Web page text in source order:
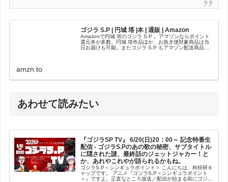
ゴジラ S.P | 円城 塔 |本 | 通販 | Amazon
Amazonで円城 塔のゴジラ S.P 。アマゾンならポイント
還元本が多数。円城 塔作品ほか、お急ぎ便対象商品は当
日お届けも可能。またゴジラ S.P もアマゾン配送商品な
amzn.to
あわせて読みたい
『ゴジラSP TV』 6/20(日)20：00～ 記念特番生
配信 - ゴジラS.Pのあの歌の秘密、サブタイトル
に隠された謎、最終話のジェットジャカー！と
か、あれやこれやが語られるかもね。
ゴジラS.P＜シンギュラポイント＞ こんにちは、科特研キ
ャップです。 アニメ『ゴジラS,P＜シンギュラポイント
＞』ですよ。正直なところ放送／配信が始まる前にゴジラ